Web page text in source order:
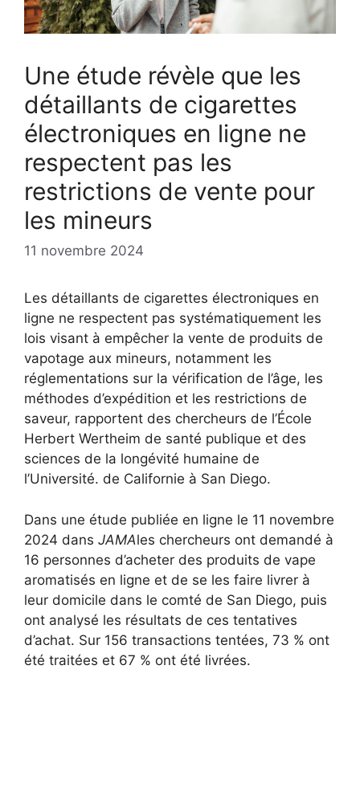
Une étude révèle que les
détaillants de cigarettes
électroniques en ligne ne
respectent pas les
restrictions de vente pour
les mineurs
11 novembre 2024
Les détaillants de cigarettes électroniques en
ligne ne respectent pas systématiquement les
lois visant à empêcher la vente de produits de
vapotage aux mineurs, notamment les
réglementations sur la vérification de l’âge, les
méthodes d’expédition et les restrictions de
saveur, rapportent des chercheurs de l’École
Herbert Wertheim de santé publique et des
sciences de la longévité humaine de
l’Université. de Californie à San Diego.
Dans une étude publiée en ligne le 11 novembre
2024 dans JAMAles chercheurs ont demandé à
16 personnes d’acheter des produits de vape
aromatisés en ligne et de se les faire livrer à
leur domicile dans le comté de San Diego, puis
ont analysé les résultats de ces tentatives
d’achat. Sur 156 transactions tentées, 73 % ont
été traitées et 67 % ont été livrées.